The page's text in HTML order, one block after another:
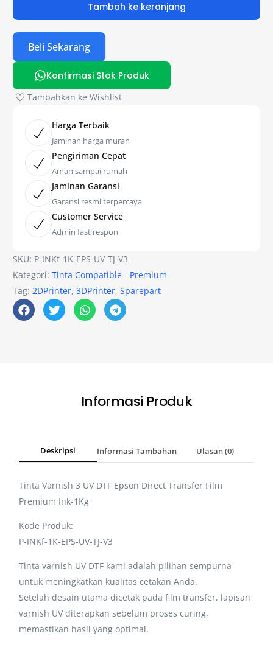
Tambah ke keranjang
Beli Sekarang
Konfirmasi Stok Produk
Tambahkan ke Wishlist
Harga Terbaik
Jaminan harga murah
Pengiriman Cepat
Aman sampai rumah
Jaminan Garansi
Garansi resmi terpercaya
Customer Service
Admin fast respon
SKU: P-INKf-1K-EPS-UV-TJ-V3
Kategori:Tinta Compatible - Premium
Tag:2DPrinter,3DPrinter,Sparepart
Informasi Produk
Deskripsi Informasi Tambahan Ulasan (0)
Tinta Varnish 3 UV DTF Epson Direct Transfer Film
Premium Ink-1Kg
Kode Produk:
P-INKf-1K-EPS-UV-TJ-V3
Tinta varnish UV DTF kami adalah pilihan sempurna
untuk meningkatkan kualitas cetakan Anda.
Setelah desain utama dicetak pada film transfer, lapisan
varnish UV diterapkan sebelum proses curing,
memastikan hasil yang optimal.